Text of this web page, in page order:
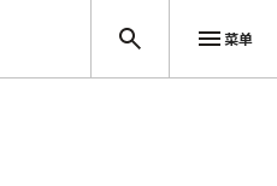
菜单